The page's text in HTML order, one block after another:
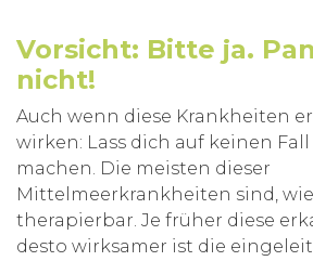
Vorsicht: Bitte ja.
nicht!
Auch wenn diese Krankheiten
wirken: Lass dich auf keinen Fall
machen. Die meisten dieser
Mittelmeerkrankheiten sind,
therapierbar. Je früher diese
desto wirksamer ist die